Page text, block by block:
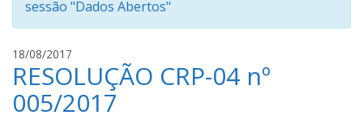
sessão "Dados Abertos"
18/08/2017
u
c
i
RESOLUÇÃO CRP-04 nº
005/2017